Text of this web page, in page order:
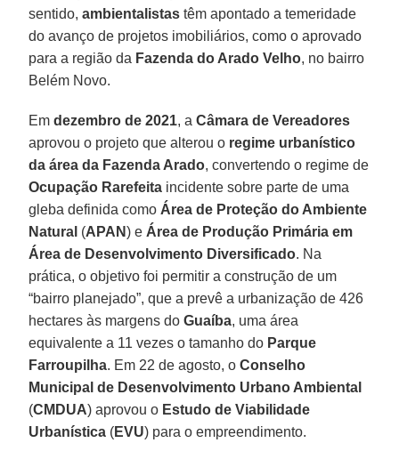
sentido,ambientalistas têm apontado a temeridade
do avanço de projetos imobiliários, como o aprovado
para a região da Fazenda do Arado Velho, no bairro
Belém Novo.
Emdezembro de 2021, aCâmara de Vereadores
aprovou o projeto que alterou o regime urbanístico
da área da Fazenda Arado, convertendo o regime de
Ocupação Rarefeita incidente sobre parte de uma
gleba definida como Área de Proteção do Ambiente
Natural (APAN) e Área de Produção Primária em
Área de Desenvolvimento Diversificado. Na
prática, o objetivo foi permitir a construção de um
“bairro planejado”, que a prevê a urbanização de 426
hectares às margens doGuaíba, uma área
equivalente a 11 vezes o tamanho do Parque
Farroupilha. Em 22 de agosto, oConselho
Municipal de Desenvolvimento Urbano Ambiental
(CMDUA) aprovou o Estudo de Viabilidade
Urbanística (EVU) para o empreendimento.